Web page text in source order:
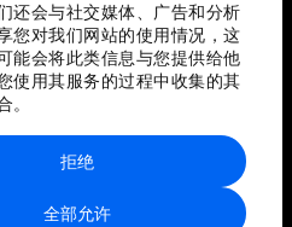
还会与社交媒体、广告和分析
您对我们网站的使用情况，这
能会将此类信息与您提供给他
使用其服务的过程中收集的其
。
全部允许
拒绝